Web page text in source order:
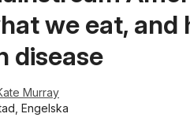
we eat, and
disease
Murray
Engelska